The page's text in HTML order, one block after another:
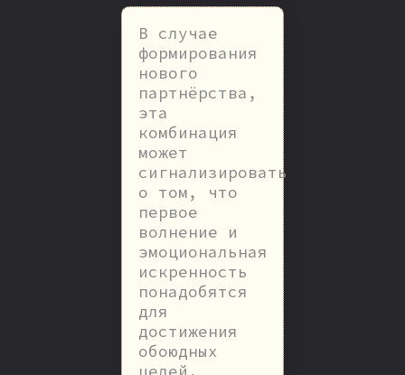
В случае
формирования
нового
партнёрства,
эта
комбинация
может
сигнализировать
о том, что
первое
волнение и
эмоциональная
искренность
понадобятся
для
достижения
обоюдных
целей.